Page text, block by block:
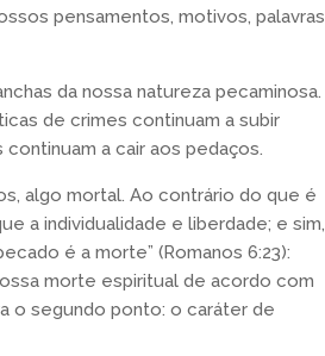
pensamentos, motivos, palavras
da nossa natureza pecaminosa.
de crimes continuam a subir
a cair aos pedaços.
algo mortal. Ao contrário do que é
a individualidade e liberdade; e sim,
é a morte” (Romanos 6:23):
morte espiritual de acordo com
o segundo ponto: o caráter de